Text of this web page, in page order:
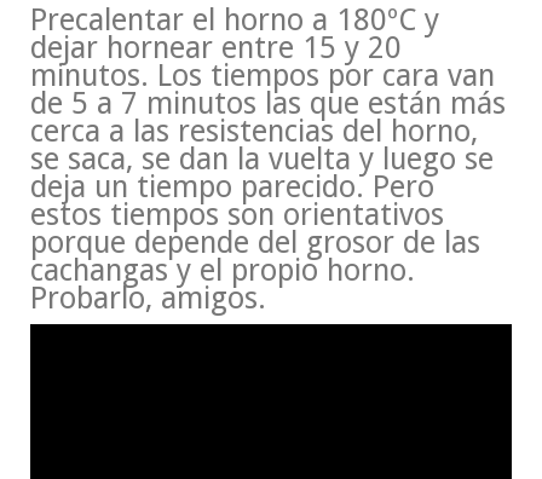
Precalentar el horno a 180ºC y
dejar hornear entre 15 y 20
minutos. Los tiempos por cara van
de 5 a 7 minutos las que están más
cerca a las resistencias del horno,
se saca, se dan la vuelta y luego se
deja un tiempo parecido. Pero
estos tiempos son orientativos
porque depende del grosor de las
cachangas y el propio horno.
Probarlo, amigos.